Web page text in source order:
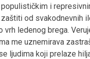
i
od svakodnevnih
ledenog brega.
me uznemirava
ljudima koji prelaze